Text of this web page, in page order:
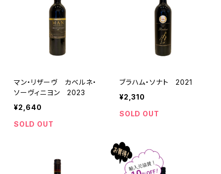
マン・リザーヴ カベルネ・
ソーヴィニヨン 2023
¥2,640
SOLD OUT
ブラハム・ソナト 2021
¥2,310
SOLD OUT